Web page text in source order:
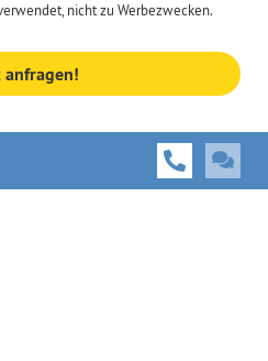
nicht zu Werbezwecken.
anfragen!